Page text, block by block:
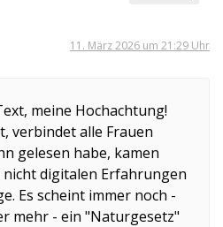
11. März 2026 um 21:29 Uhr
meine Hochachtung!
verbindet alle Frauen
gelesen habe, kamen
nicht digitalen Erfahrungen
Es scheint immer noch -
mehr - ein "Naturgesetz"